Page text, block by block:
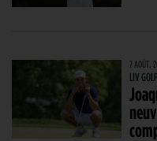
7 AOÛT.
LIV